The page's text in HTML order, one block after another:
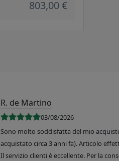
803,00 €
R. de Martino
03/08/2026
Sono molto soddisfatta del mio
acquistato circa 3 anni fa). Articolo
Il servizio clienti è eccellente. Per la